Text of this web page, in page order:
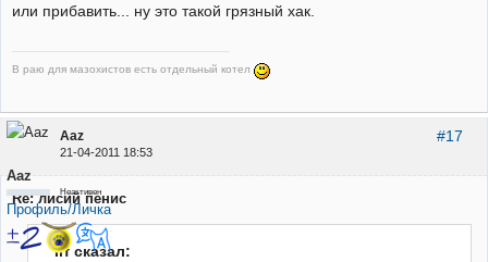
или прибавить... ну это такой грязный хак.
В раю для мазохистов есть отдельный котел
#17
Aaz
21-04-2011 18:53
Aaz
Неактивен
Профиль/Личка
Re: лисий пенис
Irf сказал: